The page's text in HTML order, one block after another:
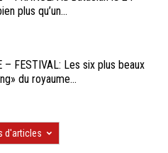
plus qu’un...
– FESTIVAL: Les six plus beaux
du royaume...
d'articles